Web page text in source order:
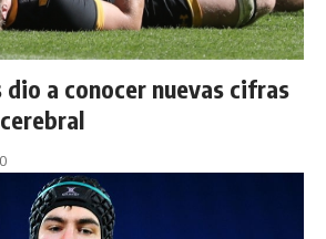
dio a conocer nuevas cifras